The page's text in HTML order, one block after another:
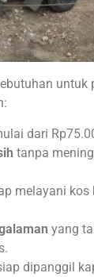
untuk
dari
tanpa
melayani kos
yang
dipanggil